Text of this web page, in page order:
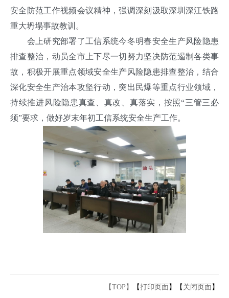
安全防范工作视频会议精神，强调深刻汲取深圳深江铁路
重大坍塌事故教训。
会上研究部署了工信系统今冬明春安全生产风险隐患
排查整治，动员全市上下尽一切努力坚决防范遏制各类事
故，积极开展重点领域安全生产风险隐患排查整治，结合
深化安全生产治本攻坚行动，突出民爆等重点行业领域，
持续推进风险隐患真查、真改、真落实，按照“三管三必
须”要求，做好岁末年初工信系统安全生产工作。
【TOP】 【打印页面 】【 关闭页面 】